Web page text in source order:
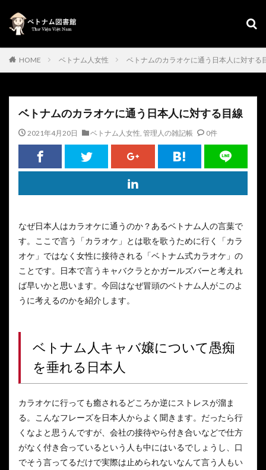
HOME ベトナム人女性 ベトナムのカラオケに通う日本人に対する
ベトナムのカラオケに通う日本人に対する目線
2021年4月20日 ベトナム人女性, 管理人の雑記帳 0件
なぜ日本人はカラオケに通うのか？あるベトナム人の言葉で
す。ここで言う「カラオケ」とは歌を歌うために行く「カラ
オケ」ではなく女性に接待される「ベトナム式カラオケ」の
ことです。日本で言うキャバクラとかガールズバーと考えれ
ば早いかと思います。今回はなぜ冒頭のベトナム人がこのよ
うに考えるのかを紹介します。
ベトナム人キャバ嬢について愚痴
を垂れる日本人
カラオケに行っても癒されるどころか逆にストレスが溜ま
る。こんなフレーズを日本人からよく聞きます。だったら行
くなよと思うんですが、会社の接待やら付き合いなどで仕方
がなく付き合っているという人も中にはいるでしょうし、口
でそう言ってるだけで実際は止められないなんて言う人もい